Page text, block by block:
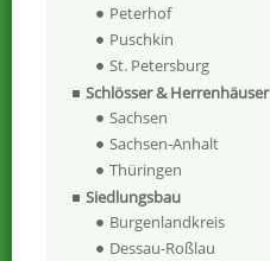
Peterhof
Puschkin
St. Petersburg
Schlösser & Herrenhäuser
Sachsen
Sachsen-Anhalt
Thüringen
Siedlungsbau
Burgenlandkreis
Dessau-Roßlau